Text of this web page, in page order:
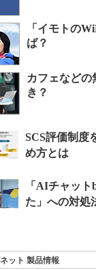
「イモトの
ば？
カフェなど
き？
ット 製品情報